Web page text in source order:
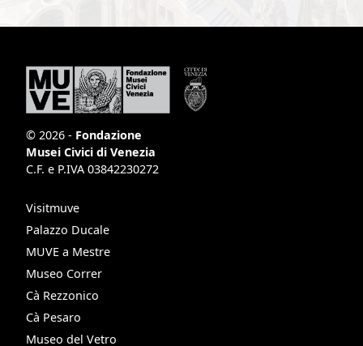
© 2026 - Fondazione
Musei Civici di Venezia
C.F. e P.IVA 03842230272
Visitmuve
Palazzo Ducale
MUVE a Mestre
Museo Correr
Cà Rezzonico
Cà Pesaro
Museo del Vetro